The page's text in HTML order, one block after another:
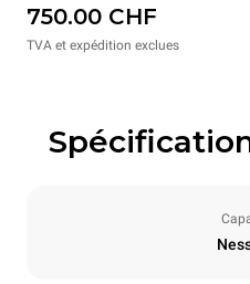
750.00 CHF
TVA et expédition exclues